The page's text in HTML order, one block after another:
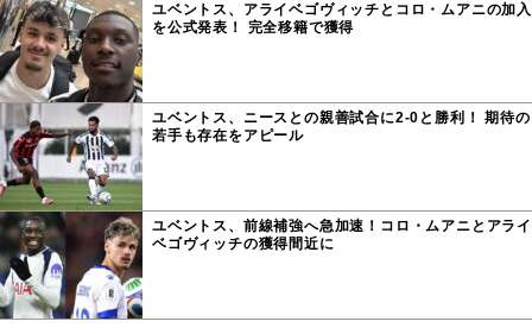
ユベントス、アライベゴヴィッチとコロ・ムアニの加入
を公式発表！ 完全移籍で獲得
ユベントス、ニースとの親善試合に2-0と勝利！ 期待の
若手も存在をアピール
ユベントス、前線補強へ急加速！コロ・ムアニとアライ
ベゴヴィッチの獲得間近に